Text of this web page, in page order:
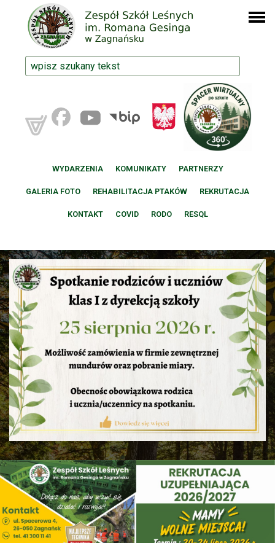
WYDARZENIA KOMUNIKATY PARTNERZY
GALERIA FOTO REHABILITACJA PTAKÓW REKRUTACJA
KONTAKT COVID RODO RESQL